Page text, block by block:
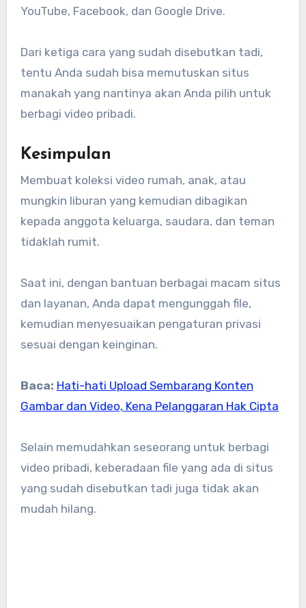
YouTube, Facebook, dan Google Drive.
Dari ketiga cara yang sudah disebutkan tadi,
tentu Anda sudah bisa memutuskan situs
manakah yang nantinya akan Anda pilih untuk
berbagi video pribadi.
Kesimpulan
Membuat koleksi video rumah, anak, atau
mungkin liburan yang kemudian dibagikan
kepada anggota keluarga, saudara, dan teman
tidaklah rumit.
Saat ini, dengan bantuan berbagai macam situs
dan layanan, Anda dapat mengunggah file,
kemudian menyesuaikan pengaturan privasi
sesuai dengan keinginan.
Baca: Hati-hati Upload Sembarang Konten
Gambar dan Video, Kena Pelanggaran Hak Cipta
Selain memudahkan seseorang untuk berbagi
video pribadi, keberadaan file yang ada di situs
yang sudah disebutkan tadi juga tidak akan
mudah hilang.